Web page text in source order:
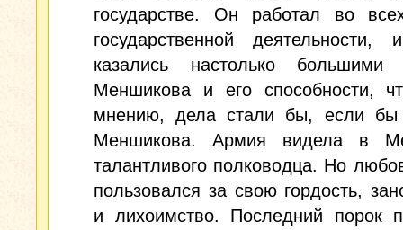
государстве. Он работал во
государственной деятельности,
казались настолько большими
Меншикова и его способности,
мнению, дела стали бы, если
Меншикова. Армия видела в
талантливого полководца. Но
пользовался за свою гордость,
и лихоимство. Последний порок